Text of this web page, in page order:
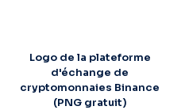
Logo de la plateforme
d'échange de
cryptomonnaies Binance
(PNG gratuit)